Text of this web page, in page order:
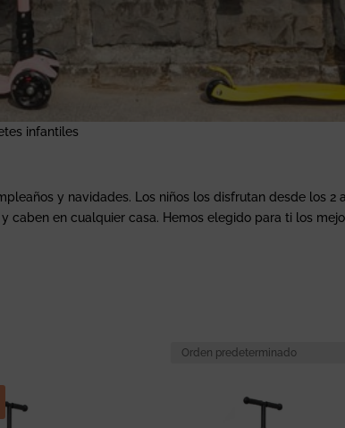
infantiles
y navidades. Los niños los disfrutan desde los 2
caben en cualquier casa. Hemos elegido para ti los